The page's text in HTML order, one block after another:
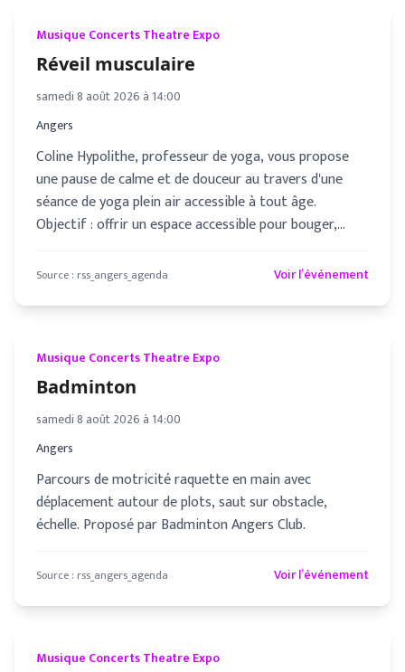
Musique Concerts Theatre Expo
Réveil musculaire
samedi 8 août 2026 à 14:00
Angers
Coline Hypolithe, professeur de yoga, vous propose
une pause de calme et de douceur au travers d'une
séance de yoga plein air accessible à tout âge.
Objectif : offrir un espace accessible pour bouger,
Source : rss_angers_agenda Voir l’événement
Musique Concerts Theatre Expo
Badminton
samedi 8 août 2026 à 14:00
Angers
Parcours de motricité raquette en main avec
déplacement autour de plots, saut sur obstacle,
échelle. Proposé par Badminton Angers Club.
Source : rss_angers_agenda Voir l’événement
Musique Concerts Theatre Expo